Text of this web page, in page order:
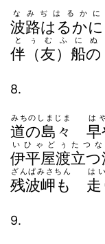
波路はるかに
なみぢはるかに
伴（友）船の
とぅむふにぬ
8.
道の島々
みちのしまじま
早
は
伊平屋渡立つ
いひゃどぅたつな
残波岬も
ざんぱみさちん は
9.